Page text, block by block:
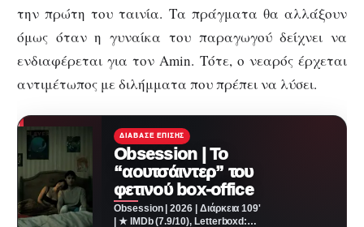
την πρώτη του ταινία. Τα πράγματα θα αλλάξουν
όμως όταν η γυναίκα του παραγωγού δείχνει να
ενδιαφέρεται για τον Amin. Τότε, ο νεαρός έρχεται
αντιμέτωπος με διλήμματα που πρέπει να λύσει.
ΔΙΆΒΑΣΕ ΕΠΊΣΗΣ
Obsession | Το
“αουτσάιντερ” του
φετινού box-office
Obsession | 2026 | Διάρκεια 109'
| ★ IMDb (7.9/10), Letterboxd: